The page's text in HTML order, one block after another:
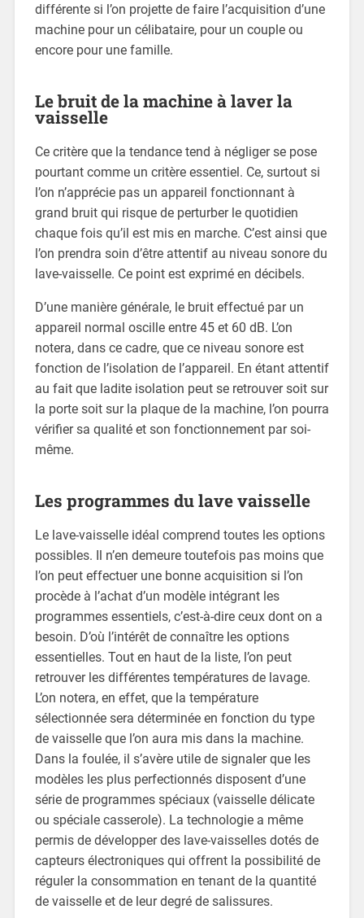
différente si l’on projette de faire l’acquisition d’une
machine pour un célibataire, pour un couple ou
encore pour une famille.
Le bruit de la machine à laver la
vaisselle
Ce critère que la tendance tend à négliger se pose
pourtant comme un critère essentiel. Ce, surtout si
l’on n’apprécie pas un appareil fonctionnant à
grand bruit qui risque de perturber le quotidien
chaque fois qu’il est mis en marche. C’est ainsi que
l’on prendra soin d’être attentif au niveau sonore du
lave-vaisselle. Ce point est exprimé en décibels.
D’une manière générale, le bruit effectué par un
appareil normal oscille entre 45 et 60 dB. L’on
notera, dans ce cadre, que ce niveau sonore est
fonction de l’isolation de l’appareil. En étant attentif
au fait que ladite isolation peut se retrouver soit sur
la porte soit sur la plaque de la machine, l’on pourra
vérifier sa qualité et son fonctionnement par soi-
même.
Les programmes du lave vaisselle
Le lave-vaisselle idéal comprend toutes les options
possibles. Il n’en demeure toutefois pas moins que
l’on peut effectuer une bonne acquisition si l’on
procède à l’achat d’un modèle intégrant les
programmes essentiels, c’est-à-dire ceux dont on a
besoin. D’où l’intérêt de connaître les options
essentielles. Tout en haut de la liste, l’on peut
retrouver les différentes températures de lavage.
L’on notera, en effet, que la température
sélectionnée sera déterminée en fonction du type
de vaisselle que l’on aura mis dans la machine.
Dans la foulée, il s’avère utile de signaler que les
modèles les plus perfectionnés disposent d’une
série de programmes spéciaux (vaisselle délicate
ou spéciale casserole). La technologie a même
permis de développer des lave-vaisselles dotés de
capteurs électroniques qui offrent la possibilité de
réguler la consommation en tenant de la quantité
de vaisselle et de leur degré de salissures.